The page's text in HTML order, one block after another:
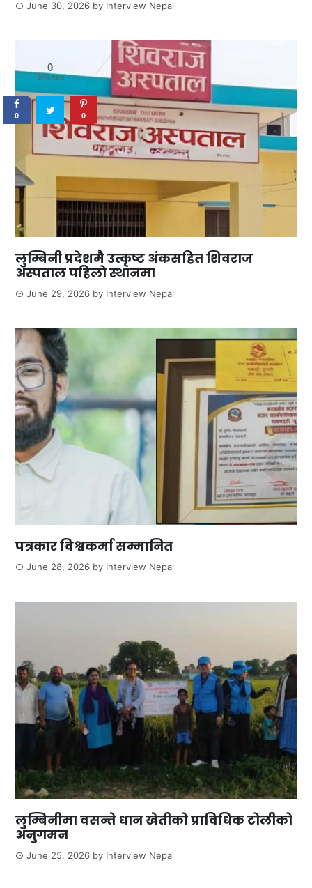
June 30, 2026 by Interview Nepal
लुम्बिनी प्रदेशमै उत्कृष्ट अंकसहित शिवराज
अस्पताल पहिलो स्थानमा
June 29, 2026 by Interview Nepal
पत्रकार विश्वकर्मा सम्मानित
June 28, 2026 by Interview Nepal
लुम्बिनीमा वसन्ते धान खेतीको प्राविधिक टोलीको
अनुगमन
June 25, 2026 by Interview Nepal
0
SHARES
0 0